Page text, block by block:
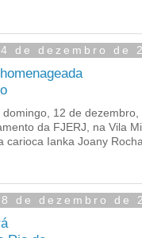
de dezembro de
domingo, 12 de
da FJERJ, na Vila
carioca Ianka Joany
de dezembro de